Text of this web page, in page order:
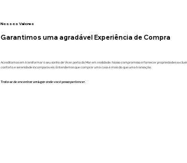
Garantimos uma agradável Experiência de Compra
Acreditamos em transformar o seu sonho de Viver perto do Mar em realidade. Nosso compromisso é fornecer propriedades
conforto e serenidade incomparáveis. Entendemos que comprar uma casa é mais do que uma transação.
Trata-se de encontrar um lugar onde você possa pertencer.
Nossos Valores